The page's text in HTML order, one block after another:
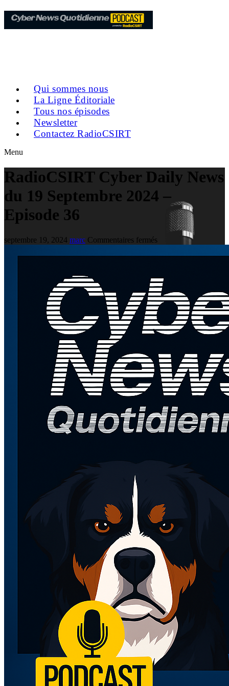
Qui sommes nous
La Ligne Éditoriale
Tous nos épisodes
Newsletter
Contactez RadioCSIRT
Menu
RadioCSIRT Cyber Daily News
du 19 Septembre 2024 –
Episode 36
septembre 19, 2024 marc Commentaires fermés